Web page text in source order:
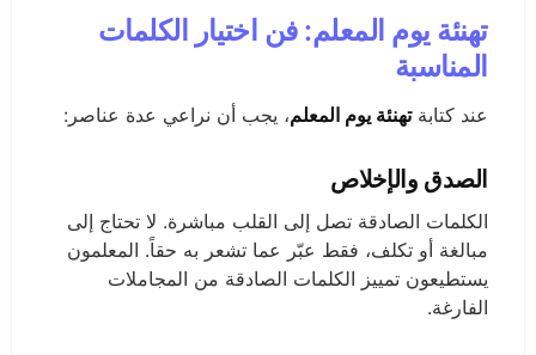
تهنئة يوم المعلم: فن اختيار الكلمات
المناسبة
عند كتابةتهنئة يوم المعلم، يجب أن نراعي عدة عناصر:
الصدق والإخلاص
الكلمات الصادقة تصل إلى القلب مباشرة. لا تحتاج إلى
مبالغة أو تكلف، فقط عبّر عما تشعر به حقاً. المعلمون
يستطيعون تمييز الكلمات الصادقة من المجاملات
الفارغة.